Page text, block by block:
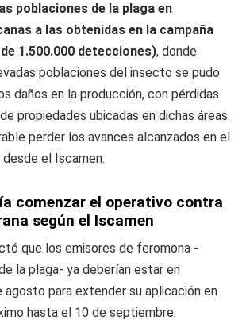
poblaciones de la plaga en
a las obtenidas en la campaña
1.500.000 detecciones), donde
poblaciones del insecto se pudo
daños en la producción, con pérdidas
propiedades ubicadas en dichas áreas.
perder los avances alcanzados en el
desde el Iscamen.
comenzar el operativo contra
según el Iscamen
que los emisores de feromona -
la plaga- ya deberían estar en
agosto para extender su aplicación en
hasta el 10 de septiembre.